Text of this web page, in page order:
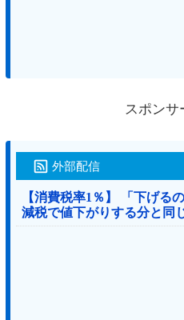
スポンサ
外部配信
【消費税率1％】 「下げ
減税で値下がりする分と同
価格を変えない店も